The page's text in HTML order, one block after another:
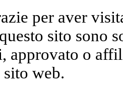
per aver
sito sono
approvato o
web.